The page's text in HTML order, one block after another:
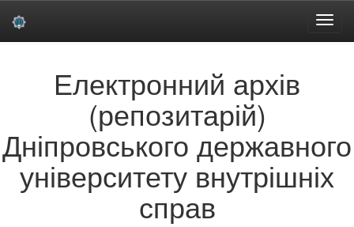
Електронний архів
(репозитарій)
Дніпровського державного
університету внутрішніх
справ